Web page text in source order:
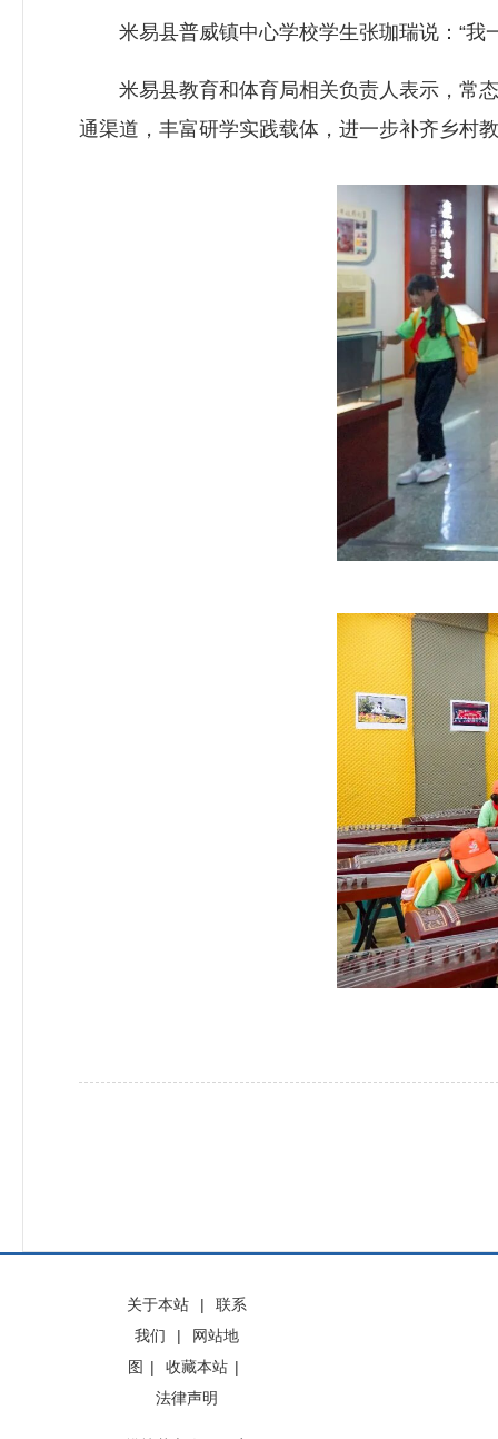
米易县普威镇中心学校学生张珈瑞说：“我
米易县教育和体育局相关负责人表示，常态
通渠道，丰富研学实践载体，进一步补齐乡村
关于本站 |
联系
我们
|
网站地
图 | 收藏本站 |
法律声明